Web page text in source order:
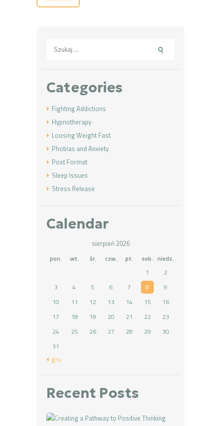
Categories
Fighting Addictions
Hypnotherapy
Loosing Weight Fast
Phobias and Anxiety
Post Format
Sleep Issues
Stress Release
Calendar
sierpień 2026
pon. wt. śr. czw. pt. sob. niedz.
1
2
3
4 5 6 7 8
9
10
11 12 13 14 15
16
17
18 19 20 21 22
23
24
25 26 27 28 29
30
31
« gru
Recent Posts